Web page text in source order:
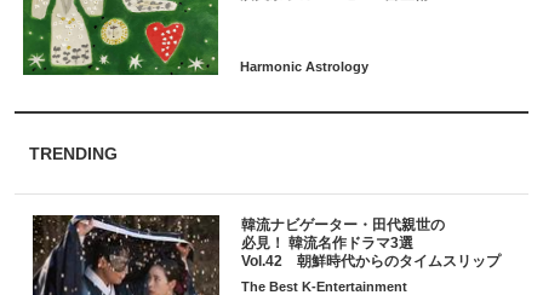
TRENDING
韓流ナビゲーター・田代親世の
必見！ 韓流名作ドラマ3選
Vol.42 朝鮮時代からのタイムスリップ
The Best K-Entertainment